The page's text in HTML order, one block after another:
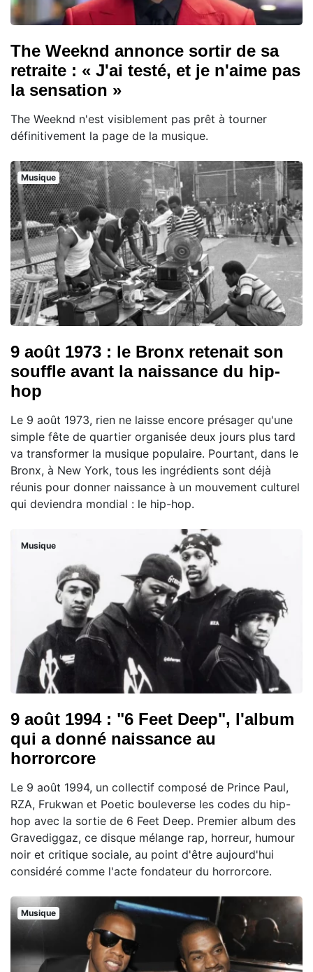
The Weeknd annonce sortir de sa
retraite : « J'ai testé, et je n'aime pas
la sensation »
The Weeknd n'est visiblement pas prêt à tourner
définitivement la page de la musique.
Musique
9 août 1973 : le Bronx retenait son
souffle avant la naissance du hip-
hop
Le 9 août 1973, rien ne laisse encore présager qu'une
simple fête de quartier organisée deux jours plus tard
va transformer la musique populaire. Pourtant, dans le
Bronx, à New York, tous les ingrédients sont déjà
réunis pour donner naissance à un mouvement culturel
qui deviendra mondial : le hip-hop.
Musique
9 août 1994 : "6 Feet Deep", l'album
qui a donné naissance au
horrorcore
Le 9 août 1994, un collectif composé de Prince Paul,
RZA, Frukwan et Poetic bouleverse les codes du hip-
hop avec la sortie de 6 Feet Deep. Premier album des
Gravediggaz, ce disque mélange rap, horreur, humour
noir et critique sociale, au point d'être aujourd'hui
considéré comme l'acte fondateur du horrorcore.
Musique